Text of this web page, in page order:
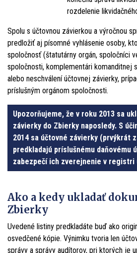
rozdelenie
Spolu s účtovnou závierkou a výročnou
predložiť aj písomné vyhlásenie osoby,
spoločnosť (štatutárny orgán, spoločníci
spoločnosti, komplementári komanditnej
alebo neschválení účtovnej závierky,
príslušným orgánom spoločnosti.
Upozorňujeme, že v roku 2013 sa
závierky do Zbierky naposledy. S
2014 sa účtovné závierky (prvýkrát
predkladajú príslušnému daňovému
zabezpečí ich zverejnenie v registri
Ako a kedy ukladať
Zbierky
Uvedené listiny predkladáte buď ako
osvedčené kópie. Výnimku tvoria len
správy a správy audítorov, pri ktorých je